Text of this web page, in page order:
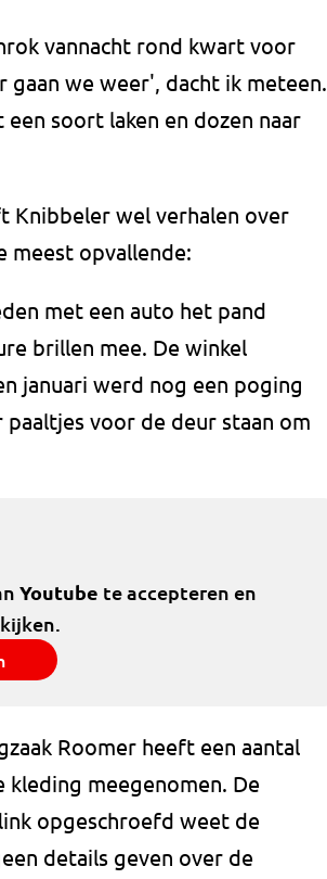
vannacht rond kwart voor
gaan we weer', dacht ik meteen.
soort laken en dozen naar
Knibbeler wel verhalen over
meest opvallende:
met een auto het pand
brillen mee. De winkel
januari werd nog een poging
voor de deur staan om
Youtube te accepteren en
Roomer heeft een aantal
kleding meegenomen. De
opgeschroefd weet de
details geven over de